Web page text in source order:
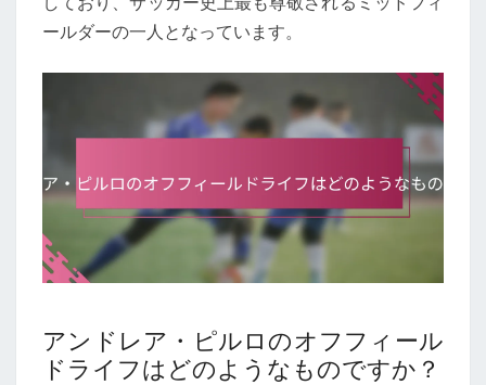
ールダーの一人となっています。
アンドレア・ピルロのオフフィール
ドライフはどのようなものですか？